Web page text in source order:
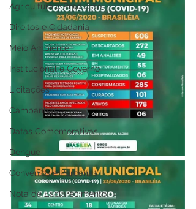
Agricultura e Produção
Direitos e Cidadania
Meio Ambiente
Institucional e Governo
Licitações
Campanhas
Datas Comemorativas
Dengue
Convênios e Parcerias
Nota de Esclarecimento